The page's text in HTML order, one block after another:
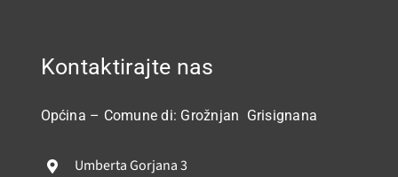
Kontaktirajte nas
Općina – Comune di: Grožnjan Grisignana
Umberta Gorjana 3